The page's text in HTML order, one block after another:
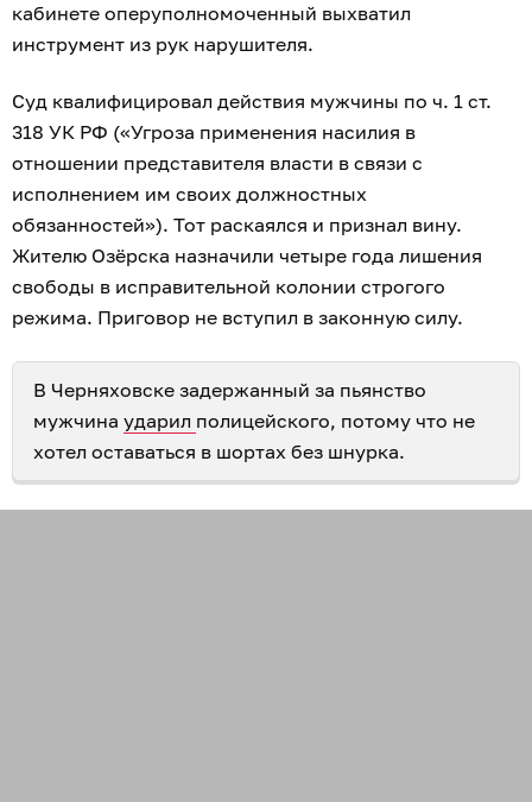
кабинете оперуполномоченный выхватил
инструмент из рук нарушителя.
Суд квалифицировал действия мужчины по ч. 1 ст.
318 УК РФ («Угроза применения насилия в
отношении представителя власти в связи с
исполнением им своих должностных
обязанностей»). Тот раскаялся и признал вину.
Жителю Озёрска назначили четыре года лишения
свободы в исправительной колонии строгого
режима. Приговор не вступил в законную силу.
В Черняховске задержанный за пьянство
мужчина ударил полицейского, потому что не
хотел оставаться в шортах без шнурка.